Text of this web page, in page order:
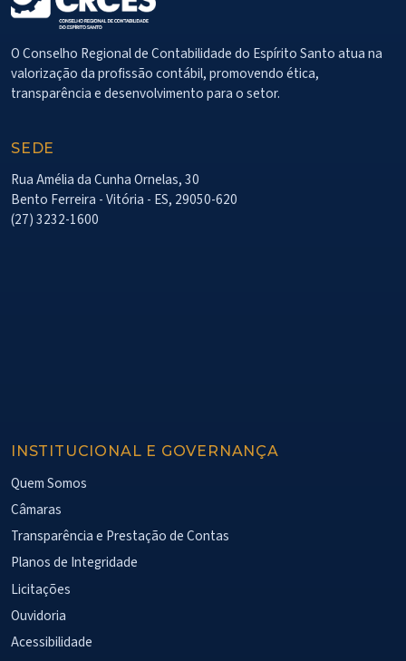
O Conselho Regional de Contabilidade do Espírito Santo atua na
valorização da profissão contábil, promovendo ética,
transparência e desenvolvimento para o setor.
SEDE
Rua Amélia da Cunha Ornelas, 30
Bento Ferreira - Vitória - ES, 29050-620
(27) 3232-1600
INSTITUCIONAL E GOVERNANÇA
Quem Somos
Câmaras
Transparência e Prestação de Contas
Planos de Integridade
Licitações
Ouvidoria
Acessibilidade